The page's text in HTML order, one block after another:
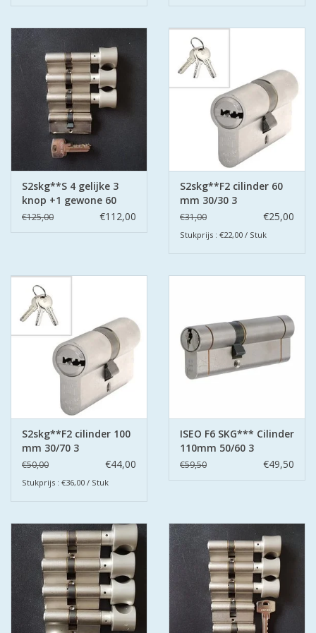
S2skg**S 4 gelijke 3
knop +1 gewone 60
mm 30-30
€125,00 €112,00
S2skg**F2 cilinder 60
mm 30/30 3
keersleutels
€31,00 €25,00
Stukprijs : €22,00 / Stuk
S2skg**F2 cilinder 100
mm 30/70 3
keerssleutels
€50,00 €44,00
Stukprijs : €36,00 / Stuk
ISEO F6 SKG*** Cilinder
110mm 50/60 3
sleutels
€59,50 €49,50